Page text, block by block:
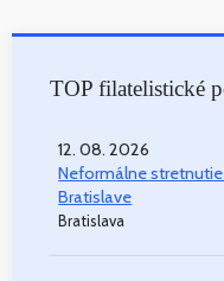
TOP filatelistické
12. 08. 2026
Neformálne
Bratislave
Bratislava